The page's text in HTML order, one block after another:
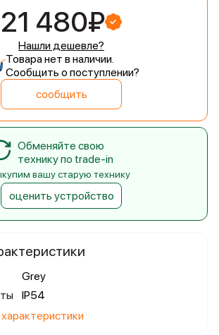
Grey
IP54
21 480₽
Нашли дешевле?
Товара нет в наличии.
Сообщить о поступлении?
сообщить
Обменяйте свою
технику по trade-in
вашу старую технику
оценить устройство